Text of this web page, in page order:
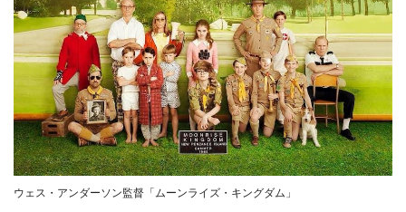
ウェス・アンダーソン監督「ムーンライズ・キングダム」